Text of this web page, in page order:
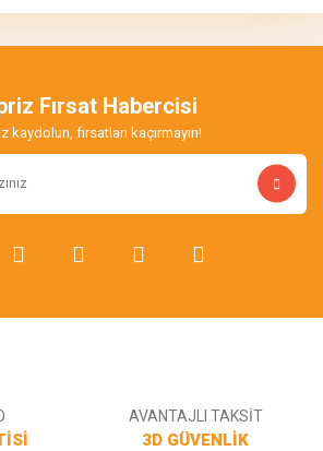
| 20/03/2013
paketteki aparat sayesinde actım :) tesekkürler
bulunuyor.
daha pahalı.
alternatifler olmalı.
Fırsat Habercisi
kaydolun, fırsatları kaçırmayın!
AVANTAJLI TAKSİT
3D GÜVENLİK